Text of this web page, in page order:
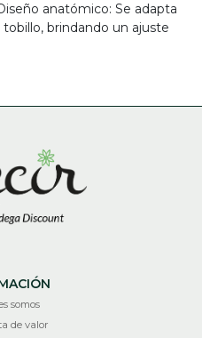
anatómico: Se adapta
brindando un ajuste
somos
de valor